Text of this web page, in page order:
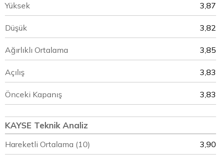
Yüksek 3,87
Düşük 3,82
Ağırlıklı Ortalama 3,85
Açılış 3,83
Önceki Kapanış 3,83
KAYSE Teknik Analiz
Hareketli Ortalama (10) 3,90